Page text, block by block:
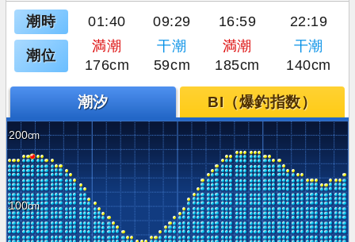
潮時 01:40 09:29 16:59 22:19
潮位
満潮 干潮 満潮
干潮
176cm
59cm 185cm 140cm
潮汐 BI（爆釣指数）
200
100